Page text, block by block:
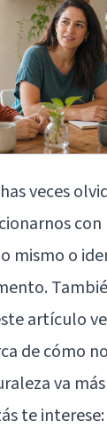
veces
mismo o
artículo
de cómo
va
te